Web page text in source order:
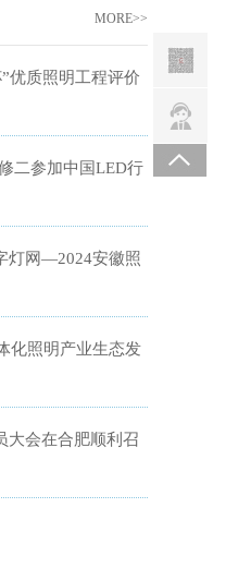
MORE>>
优质照明工程评价
二参加中国LED行
灯网—2024安徽照
化照明产业生态发
大会在合肥顺利召